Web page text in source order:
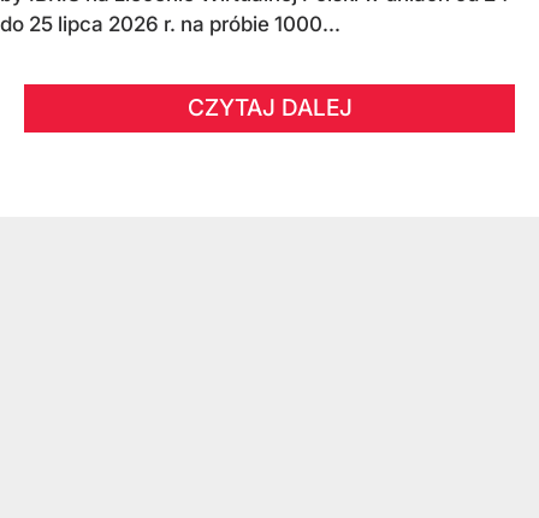
do 25 lipca 2026 r. na próbie 1000...
CZYTAJ DALEJ